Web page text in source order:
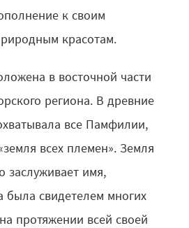
к своим
красотам.
в восточной части
региона. В древние
все Памфилии,
всех племен». Земля
заслуживает имя,
была свидетелем многих
протяжении всей своей